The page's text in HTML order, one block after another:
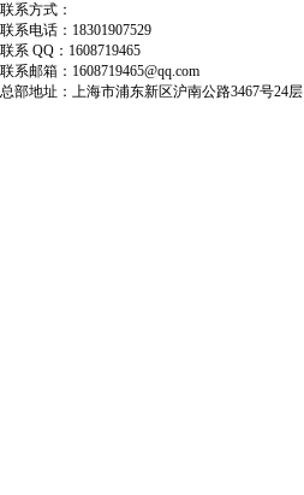
联系方式：
联系电话：18301907529
联系 QQ：1608719465
联系邮箱：1608719465@qq.com
总部地址：上海市浦东新区沪南公路3467号24层